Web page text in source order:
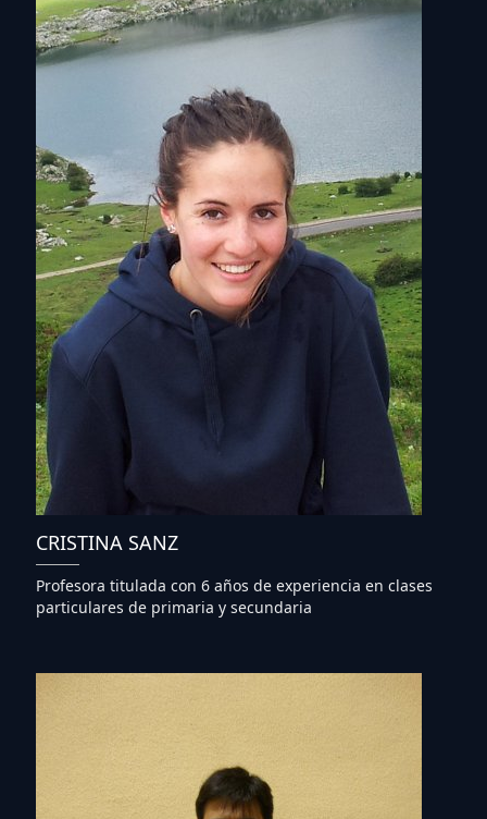
CRISTINA SANZ
Profesora titulada con 6 años de experiencia en clases
particulares de primaria y secundaria